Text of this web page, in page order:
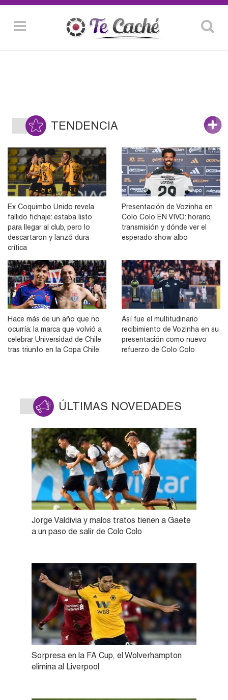
TENDENCIA
Ex Coquimbo Unido revela
fallido fichaje: estaba listo
para llegar al club, pero lo
descartaron y lanzó dura
crítica
Presentación de Vozinha en
Colo Colo EN VIVO: horario,
transmisión y dónde ver el
esperado show albo
Hace más de un año que no
ocurría: la marca que volvió a
celebrar Universidad de Chile
tras triunfo en la Copa Chile
Así fue el multitudinario
recibimiento de Vozinha en su
presentación como nuevo
refuerzo de Colo Colo
ÚLTIMAS NOVEDADES
Jorge Valdivia y malos tratos tienen a Gaete
a un paso de salir de Colo Colo
Sorpresa en la FA Cup, el Wolverhampton
elimina al Liverpool